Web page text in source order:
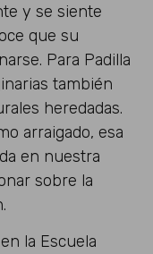
y se siente
que su
Para Padilla
también
heredadas.
arraigado, esa
en nuestra
sobre la
la Escuela